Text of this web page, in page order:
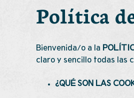
Política
Bienvenida/o a la
claro y sencillo todas las
¿QUÉ SON LAS